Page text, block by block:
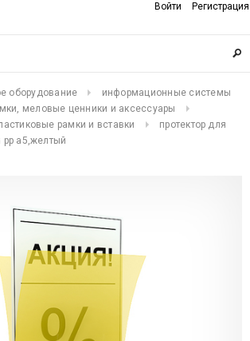
Войти Регистрация
оборудование
информационные системы
меловые ценники и аксессуары
рамки и вставки
протектор для
рр a5,желтый